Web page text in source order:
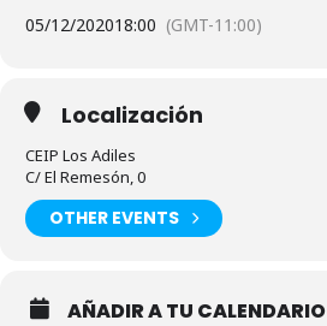
05/12/202018:00 (GMT-11:00)
Localización
CEIP Los Adiles
C/ El Remesón, 0
OTHER EVENTS
AÑADIR A TU CALENDARIO